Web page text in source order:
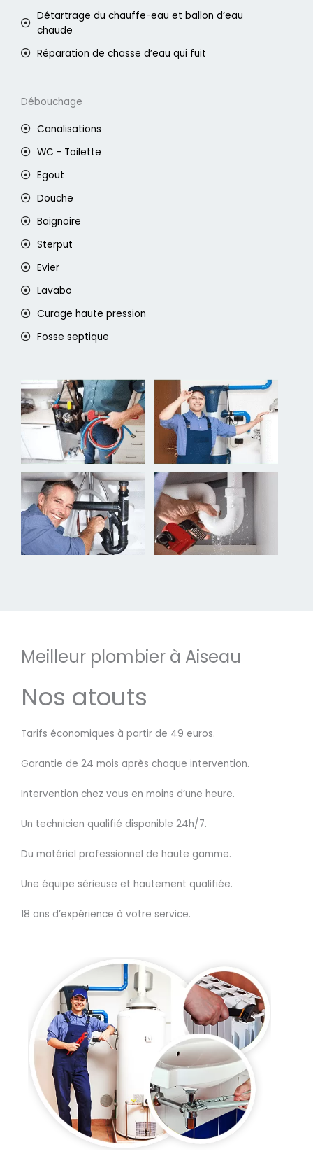
Détartrage du chauffe-eau et ballon d’eau
chaude
Réparation de chasse d’eau qui fuit
Débouchage
Canalisations
WC - Toilette
Egout
Douche
Baignoire
Sterput
Evier
Lavabo
Curage haute pression
Fosse septique
Meilleur plombier à Aiseau
Nos atouts
Tarifs économiques à partir de 49 euros.
Garantie de 24 mois après chaque intervention.
Intervention chez vous en moins d’une heure.
Un technicien qualifié disponible 24h/7.
Du matériel professionnel de haute gamme.
Une équipe sérieuse et hautement qualifiée.
18 ans d’expérience à votre service.